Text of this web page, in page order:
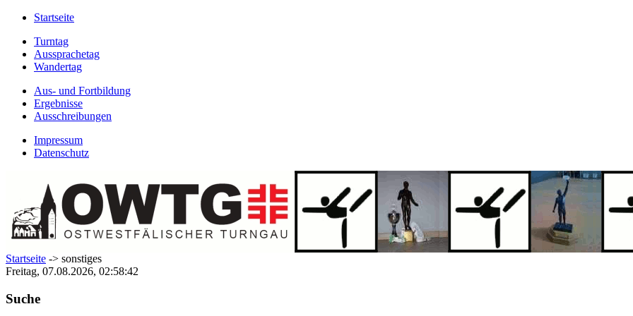
Startseite
Turntag
Aussprachetag
Wandertag
Aus- und Fortbildung
Ergebnisse
Ausschreibungen
Impressum
Datenschutz
Startseite -> sonstiges
Freitag, 07.08.2026, 02:58:42
Suche